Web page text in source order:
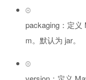
packaging：定义
m。默认为 jar。